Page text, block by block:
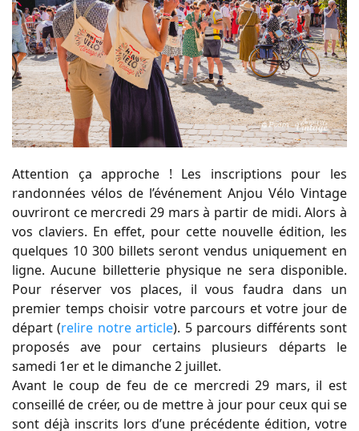
Attention ça approche ! Les inscriptions pour les
randonnées vélos de l’événement Anjou Vélo Vintage
ouvriront ce mercredi 29 mars à partir de midi. Alors à
vos claviers. En effet, pour cette nouvelle édition, les
quelques 10 300 billets seront vendus uniquement en
ligne. Aucune billetterie physique ne sera disponible.
Pour réserver vos places, il vous faudra dans un
premier temps choisir votre parcours et votre jour de
départ (relire notre article). 5 parcours différents sont
proposés ave pour certains plusieurs départs le
samedi 1er et le dimanche 2 juillet.
Avant le coup de feu de ce mercredi 29 mars, il est
conseillé de créer, ou de mettre à jour pour ceux qui se
sont déjà inscrits lors d’une précédente édition, votre